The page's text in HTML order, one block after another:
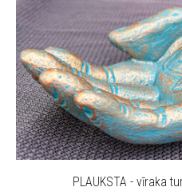
PLAUKSTA - vīraka